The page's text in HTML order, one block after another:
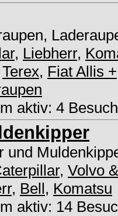
, Liebherr,
Terex, Fiat Allis +
aktiv: 4
und
, Volvo
, Bell, Komatsu
aktiv: 14